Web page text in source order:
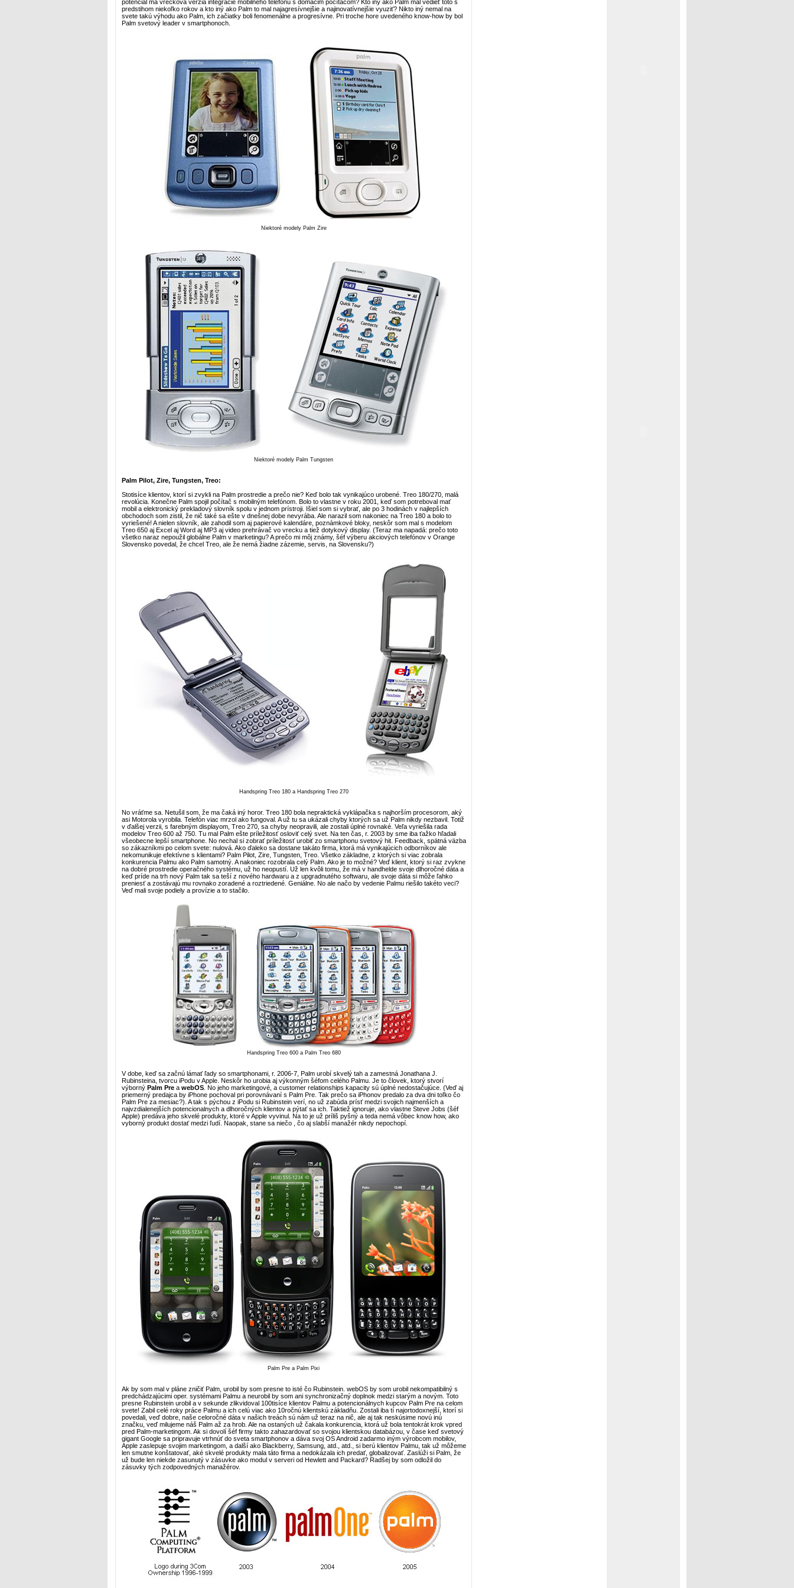
potenciál ma vrecková verzia integrácie mobilného telefónu s domácim počítačom? Kto iný ako Palm mal vedieť toto s
predstihom niekoľko rokov a kto iný ako Palm to mal najagresívnejšie a najinovatívnejšie vyuziť? Nikto iný nemal na
svete takú výhodu ako Palm, ich začiatky boli fenomenálne a progresívne. Pri troche hore uvedeného know-how by bol
Palm svetový leader v smartphonoch.
Niektoré modely Palm Zire
Niektoré modely Palm Tungsten
Palm Pilot, Zire, Tungsten, Treo:
Stotisíce klientov, ktorí si zvykli na Palm prostredie a prečo nie? Keď bolo tak vynikajúco urobené. Treo 180/270, malá
revolúcia. Konečne Palm spojil počítač s mobilným telefónom. Bolo to vlastne v roku 2001, keď som potreboval mať
mobil a elektronický prekladový slovník spolu v jednom prístroji. Išiel som si vybrať, ale po 3 hodinách v najlepších
obchodoch som zistil, že nič také sa ešte v dnešnej dobe nevyrába. Ale narazil som nakoniec na Treo 180 a bolo to
vyriešené! A nielen slovník, ale zahodil som aj papierové kalendáre, poznámkové bloky, neskôr som mal s modelom
Treo 650 aj Excel aj Word aj MP3 aj video prehrávač vo vrecku a tiež dotykový display. (Teraz ma napadá: prečo toto
všetko naraz nepoužil globálne Palm v marketingu? A prečo mi môj známy, šéf výberu akciových telefónov v Orange
Slovensko povedal, že chcel Treo, ale že nemá žiadne zázemie, servis, na Slovensku?)
Handspring Treo 180 a Handspring Treo 270
No vráťme sa. Netušil som, že ma čaká iný horor. Treo 180 bola nepraktická vyklápačka s najhorším procesorom, aký
asi Motorola vyrobila. Telefón viac mrzol ako fungoval. A už tu sa ukázali chyby ktorých sa už Palm nikdy nezbavil. Totiž
v ďalšej verzii, s farebným displayom, Treo 270, sa chyby neopravili, ale zostali úplné rovnaké. Veľa vyriešila rada
modelov Treo 600 až 750. Tu mal Palm ešte príležitosť osloviť celý svet. Na ten čas, r. 2003 by sme iba ťažko hľadali
všeobecne lepší smartphone. No nechal si zobrať príležitosť urobiť zo smartphonu svetový hit. Feedback, spätná väzba
so zákazníkmi po celom svete: nulová. Ako ďaleko sa dostane takáto firma, ktorá má vynikajúcich odborníkov ale
nekomunikuje efektívne s klientami? Palm Pilot, Zire, Tungsten, Treo. Všetko základne, z ktorých si viac zobrala
konkurencia Palmu ako Palm samotný. A nakoniec rozobrala celý Palm. Ako je to možné? Veď klient, ktorý si raz zvykne
na dobré prostredie operačného systému, už ho neopustí. Už len kvôli tomu, že má v handhelde svoje dlhoročné dáta a
keď príde na trh nový Palm tak sa teší z nového hardwaru a z upgradnutého softwaru, ale svoje dáta si môže ľahko
preniesť a zostávajú mu rovnako zoradené a roztriedené. Geniálne. No ale načo by vedenie Palmu riešilo takéto veci?
Veď mali svoje podiely a provízie a to stačilo.
Handspring Treo 600 a Palm Treo 680
V dobe, keď sa začnú lámať ľady so smartphonami, r. 2006-7, Palm urobí skvelý tah a zamestná Jonathana J.
Rubinsteina, tvorcu iPodu v Apple. Neskôr ho urobia aj výkonným šéfom celého Palmu. Je to človek, ktorý stvorí
výborný Palm Prea webOS. No jeho marketingové, a customer relationships kapacity sú úplné nedostačujúce. (Veď aj
priemerný predajca by iPhone pochoval pri porovnávaní s Palm Pre. Tak prečo sa iPhonov predalo za dva dni toľko čo
Palm Pre za mesiac?). A tak s pýchou z iPodu si Rubinstein verí, no už zabúda prísť medzi svojich najmenších a
najvzdialenejších potencionalnych a dlhoročných klientov a pýtať sa ich. Taktiež ignoruje, ako vlastne Steve Jobs (šéf
Apple) predáva jeho skvelé produkty, ktoré v Apple vyvinul. Na to je už príliš pyšný a teda nemá vôbec know how, ako
vyborný produkt dostať medzi ľudí. Naopak, stane sa niečo , čo aj slabší manažér nikdy nepochopí.
Palm Pre a Palm Pixi
Ak by som mal v pláne zničiť Palm, urobil by som presne to isté čo Rubinstein. webOS by som urobil nekompatibilný s
predchádzajúcimi oper. systémami Palmu a neurobil by som ani synchronizačný doplnok medzi starým a novým. Toto
presne Rubinstein urobil a v sekunde zlikvidoval 100tisíce klientov Palmu a potencionálnych kupcov Palm Pre na celom
svete! Zabil celé roky práce Palmu a ich celú viac ako 10ročnú klientskú základňu. Zostali iba tí najortodoxnejší, ktorí si
povedali, veď dobre, naše celoročné dáta v našich treách sú nám už teraz na nič, ale aj tak neskúsime novú inú
značku, veď milujeme náš Palm až za hrob. Ale na ostaných už čakala konkurencia, ktorá už bola tentokrát krok vpred
pred Palm-marketingom. Ak si dovolí šéf firmy takto zahazardovať so svojou klientskou databázou, v čase keď svetový
gigant Google sa pripravuje vtrhnúť do sveta smartphonov a dáva svoj OS Android zadarmo iným výrobcom mobilov,
Apple zaslepuje svojim marketingom, a další ako Blackberry, Samsung, atd., atd., si berú klientov Palmu, tak už môžeme
len smutne konštatovať, aké skvelé produkty mala táto firma a nedokázala ich predať, globalizovať. Zaslúži si Palm, že
už bude len niekde zasunutý v zásuvke ako modul v serveri od Hewlett and Packard? Radšej by som odložil do
zásuvky tých zodpovedných manažérov.